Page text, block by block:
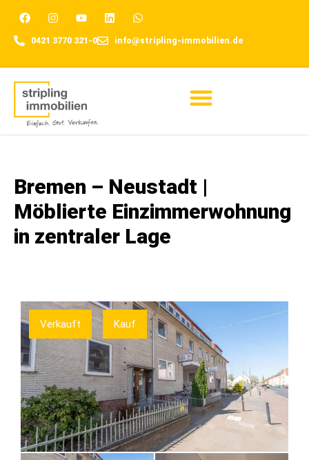
0421 3770 321-0 info@stripling-immobilien.de
Bremen – Neustadt |
Möblierte Einzimmerwohnung
in zentraler Lage
Verkauft Kauf